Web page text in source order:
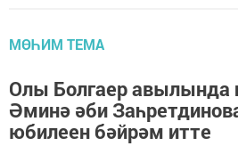
МӨҺИМ ТЕМА
Олы Болгаер авылында
Әминә әби
юбилеен бәйрәм итте